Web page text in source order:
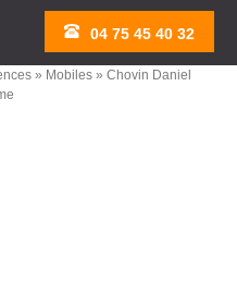
04 75 45 40 32
contenu
» Mobiles» Chovin Daniel